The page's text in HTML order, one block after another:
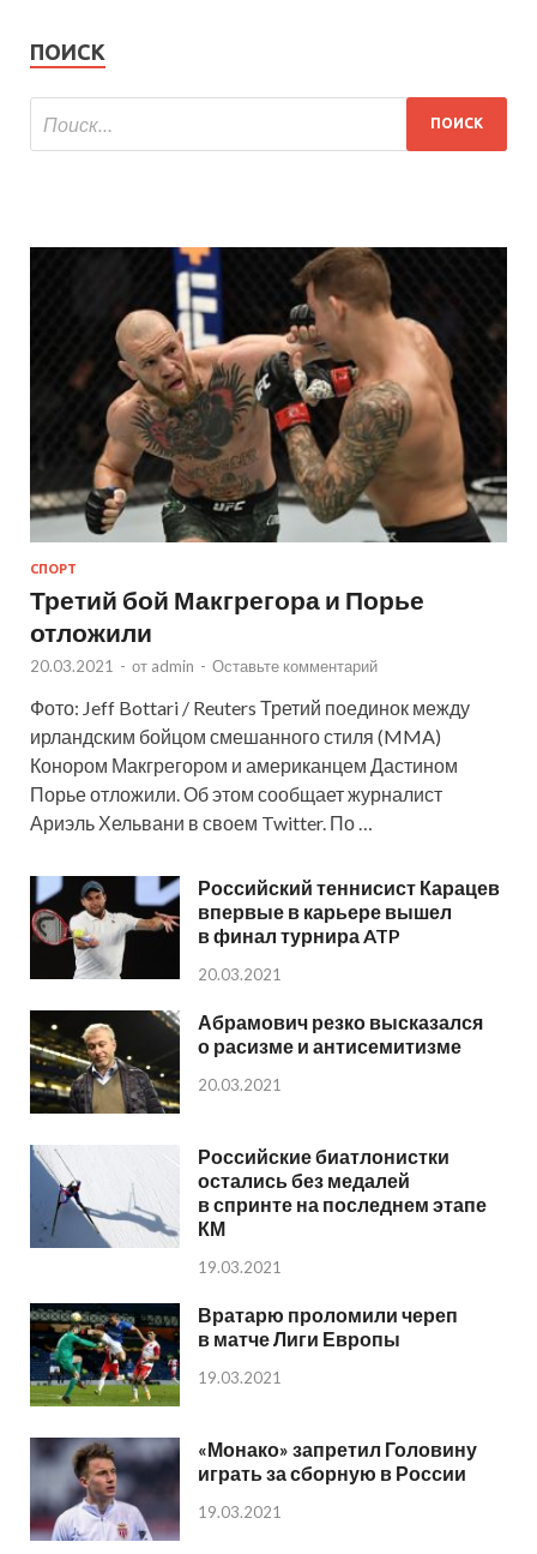
ПОИСК
СПОРТ
Третий бой Макгрегора и Порье
отложили
20.03.2021 - от admin - Оставьте комментарий
Фото: Jeff Bottari / Reuters Третий поединок между
ирландским бойцом смешанного стиля (MMA)
Конором Макгрегором и американцем Дастином
Порье отложили. Об этом сообщает журналист
Ариэль Хельвани в своем Twitter. По …
Российский теннисист Карацев
впервые в карьере вышел
в финал турнира ATP
20.03.2021
Абрамович резко высказался
о расизме и антисемитизме
20.03.2021
Российские биатлонистки
остались без медалей
в спринте на последнем этапе
КМ
19.03.2021
Вратарю проломили череп
в матче Лиги Европы
19.03.2021
«Монако» запретил Головину
играть за сборную в России
19.03.2021